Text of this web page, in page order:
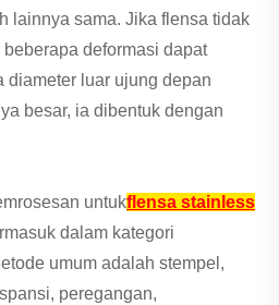
lainnya sama. Jika flensa tidak
deformasi dapat
diameter luar ujung depan
besar, ia dibentuk dengan
untukflensa stainless
dalam kategori
umum adalah stempel,
peregangan,